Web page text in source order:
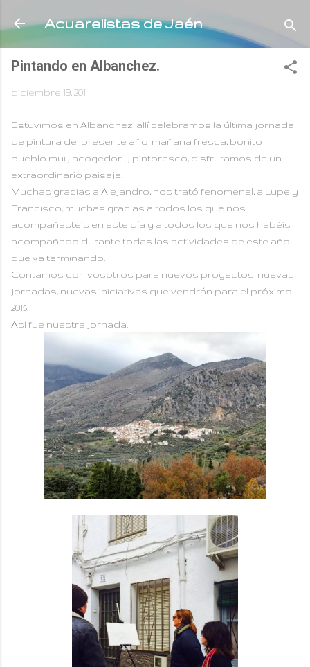
Ir al contenido principal
Acuarelistas de Jaén
Pintando en Albanchez.
diciembre 19, 2014
Estuvimos en Albanchez, allí celebramos la última jornada
de pintura del presente año, mañana fresca, bonito
pueblo muy acogedor y pintoresco, disfrutamos de un
extraordinario paisaje.
Muchas gracias a Alejandro, nos trató fenomenal, a Lupe y
Francisco, muchas gracias a todos los que nos
acompañasteis en este día y a todos los que nos habéis
acompañado durante todas las actividades de este año
que va terminando.
Contamos con vosotros para nuevos proyectos, nuevas
jornadas, nuevas iniciativas que vendrán para el próximo
2015.
Así fue nuestra jornada.